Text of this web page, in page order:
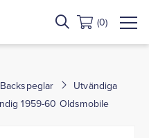
(0)
Backspeglar
Utvändiga
1959-60 Oldsmobile